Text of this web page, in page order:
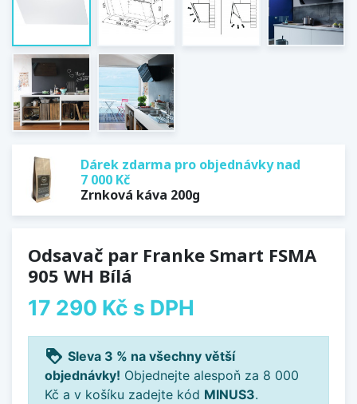
Dárek zdarma pro objednávky nad
7 000 Kč
Zrnková káva 200g
Odsavač par Franke Smart FSMA
905 WH Bílá
17 290 Kč s DPH
loyalty Sleva 3 % na všechny větší
objednávky! Objednejte alespoň za 8 000
Kč a v košíku zadejte kód MINUS3.